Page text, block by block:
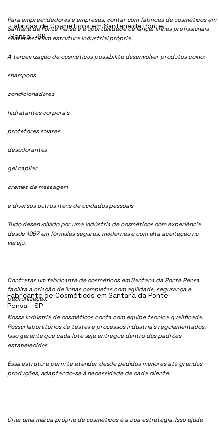
Para empreendedores e empresas, contar com fábricas de cosméticos em
Santana da Ponte Pensa é a oportunidade de lançar linhas profissionais
sem investir em estrutura industrial própria.
A terceirização de cosméticos possibilita desenvolver produtos como:
shampoos
condicionadores
hidratantes corporais
protetores solares
desodorantes
gel capilar
cremes de massagem
e diversos outros itens de cuidados pessoais
Tudo desenvolvido por uma indústria de cosméticos com experiência
desde 1967 em fórmulas seguras, modernas e com alta aceitação no
varejo.
Contratar um fabricante de cosméticos em Santana da Ponte Pensa
facilita a criação de linhas completas com agilidade, segurança e
padronização.
Nossa indústria de cosmétioos conta com equipe técnica qualificada.
Possui laboratórios de testes e processos industriais regulamentados.
Isso garante que cada lote seja entregue dentro dos padrões
estabelecidos.
Essa estrutura permite atender desde pedidos menores até grandes
produções, adaptando-se à necessidade de cada cliente.
Criar uma marca própria de cosméticos é a boa estratégia. Isso ajuda
Fábricas de Cosméticos em Santana da Ponte
Pensa - SP
Fabricante de Cosméticos em Santana da Ponte
Pensa - SP